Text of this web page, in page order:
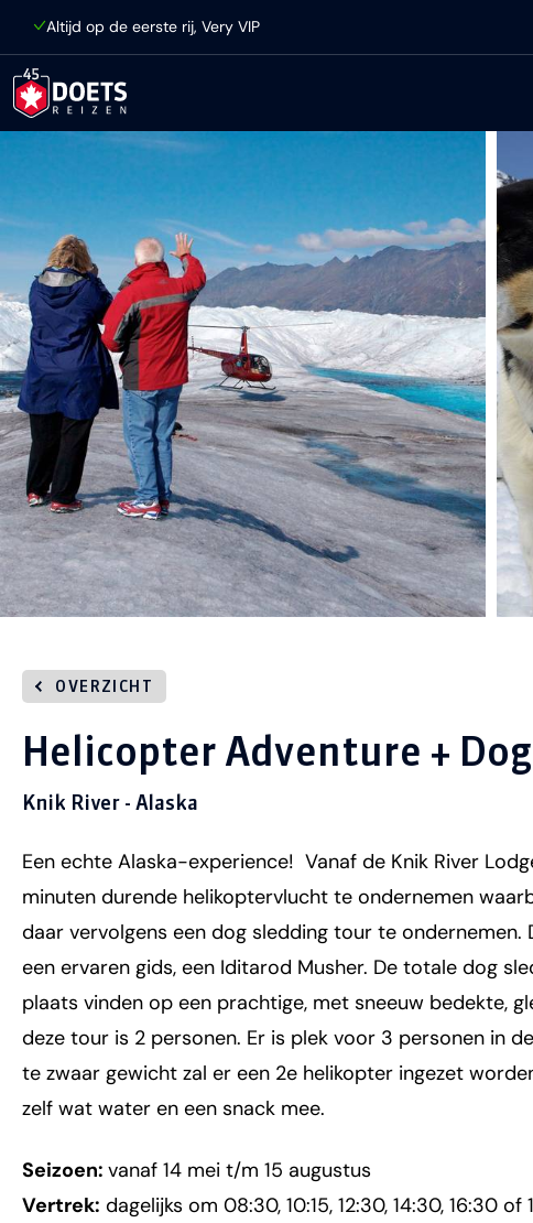
Altijd op de eerste rij, Very VIP
OVERZICHT
Helicopter Adventure +
Knik River - Alaska
Een echte Alaska-experience! Vanaf de Knik River
minuten durende helikoptervlucht te ondernemen
daar vervolgens een dog sledding tour te
een ervaren gids, een Iditarod Musher. De totale dog
plaats vinden op een prachtige, met sneeuw bedekte,
deze tour is 2 personen. Er is plek voor 3 personen in
te zwaar gewicht zal er een 2e helikopter ingezet
zelf wat water en een snack mee.
Seizoen: vanaf 14 mei t/m 15 augustus
Vertrek: dagelijks om 08:30, 10:15, 12:30, 14:30, 16:30 of